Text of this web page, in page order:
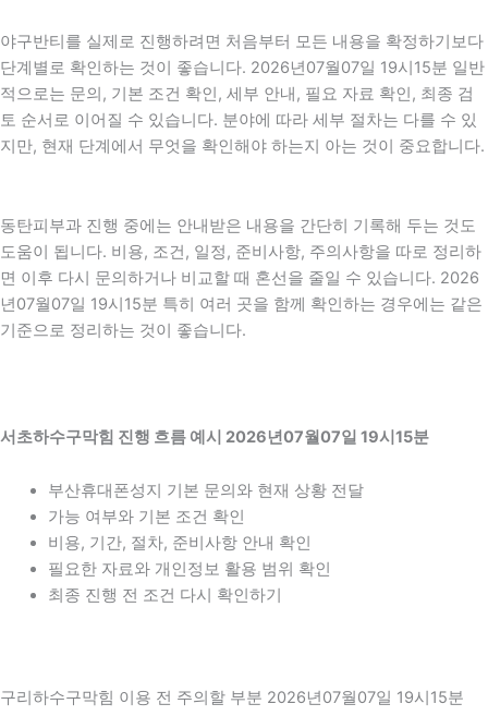
야구반티를 실제로 진행하려면 처음부터 모든 내용을 확정하기보다
단계별로 확인하는 것이 좋습니다. 2026년07월07일 19시15분 일반
적으로는 문의, 기본 조건 확인, 세부 안내, 필요 자료 확인, 최종 검
토 순서로 이어질 수 있습니다. 분야에 따라 세부 절차는 다를 수 있
지만, 현재 단계에서 무엇을 확인해야 하는지 아는 것이 중요합니다.
동탄피부과 진행 중에는 안내받은 내용을 간단히 기록해 두는 것도
도움이 됩니다. 비용, 조건, 일정, 준비사항, 주의사항을 따로 정리하
면 이후 다시 문의하거나 비교할 때 혼선을 줄일 수 있습니다. 2026
년07월07일 19시15분 특히 여러 곳을 함께 확인하는 경우에는 같은
기준으로 정리하는 것이 좋습니다.
서초하수구막힘 진행 흐름 예시 2026년07월07일 19시15분
부산휴대폰성지 기본 문의와 현재 상황 전달
가능 여부와 기본 조건 확인
비용, 기간, 절차, 준비사항 안내 확인
필요한 자료와 개인정보 활용 범위 확인
최종 진행 전 조건 다시 확인하기
구리하수구막힘 이용 전 주의할 부분 2026년07월07일 19시15분